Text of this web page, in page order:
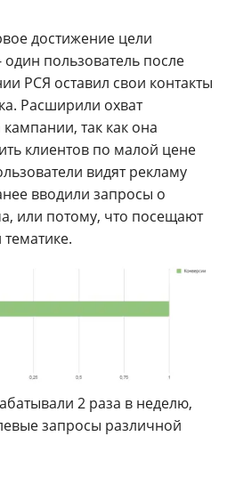
достижение цели
один пользователь после
РСЯ оставил свои контакты
Расширили охват
так как она
клиентов по малой цене
видят рекламу
вводили запросы о
или потому, что посещают
тематике.
2 раза в неделю,
запросы различной